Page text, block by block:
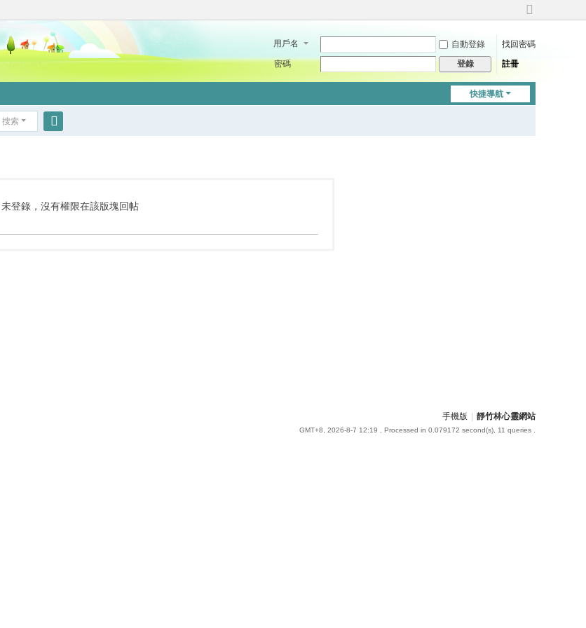
切
到
用戶名 自動登錄
找回密碼
密碼
登錄 註冊
快捷導航
搜索
登錄，沒有權限在該版塊回帖
手機版 靜竹林心靈網站
GMT+8, 2026-8-7 12:19 , Processed in 0.079172 second(s), 11 queries .